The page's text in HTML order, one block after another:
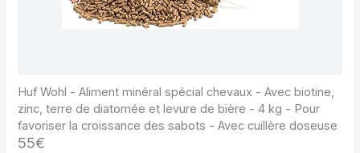
Huf Wohl - Aliment minéral spécial chevaux - Avec biotine,
zinc, terre de diatomée et levure de bière - 4 kg - Pour
favoriser la croissance des sabots - Avec cuillère doseuse
55€